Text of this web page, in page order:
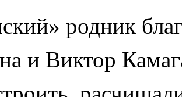
родник
и Виктор